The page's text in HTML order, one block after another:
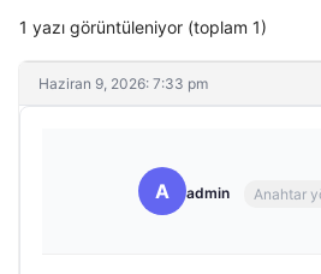
1 yazı görüntüleniyor (toplam 1)
Haziran 9, 2026: 7:33 pm
A admin Anahtar